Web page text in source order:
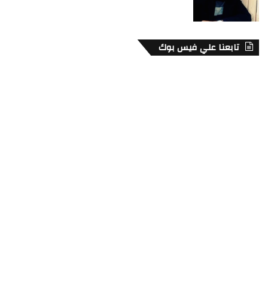
تابعنا علي فيس بوك